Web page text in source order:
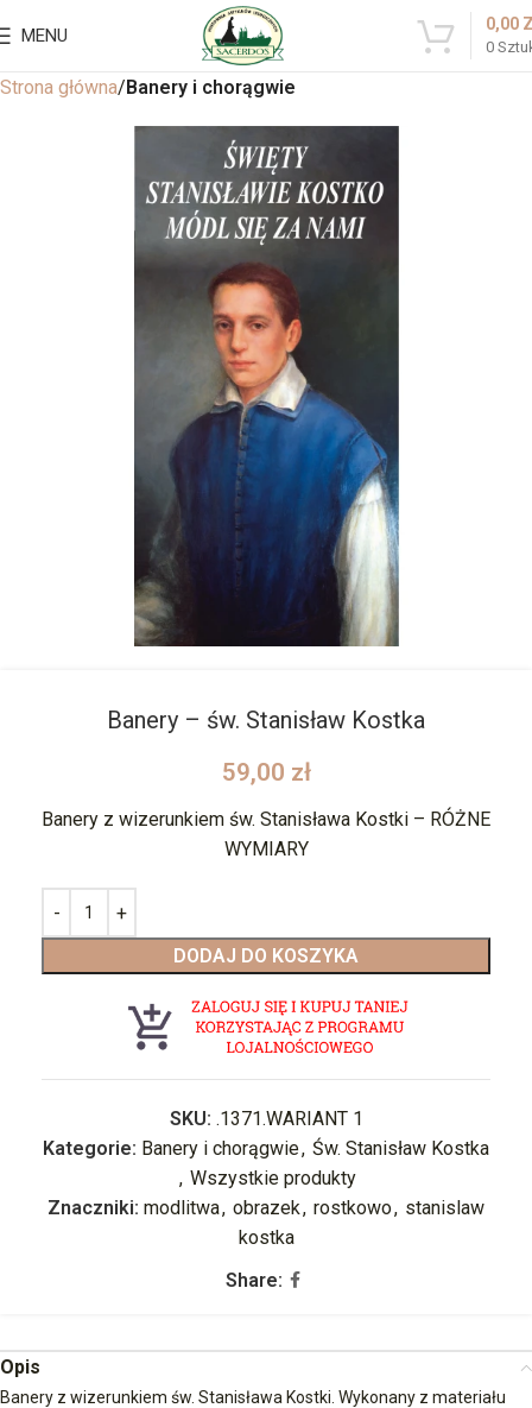
MENU
0
0,00
Strona główna Banery i chorągwie
Banery – św. Stanisław Kostka
59,00 zł
Banery z wizerunkiem św. Stanisława Kostki – RÓŻNE
WYMIARY
DODAJ DO KOSZYKA
SKU: .1371.WARIANT 1
Kategorie: Banery i chorągwie, Św. Stanisław Kostka
, Wszystkie produkty
Znaczniki: modlitwa, obrazek, rostkowo, stanislaw
kostka
Share:
Opis
Banery z wizerunkiem św. Stanisława Kostki. Wykonany z materiału